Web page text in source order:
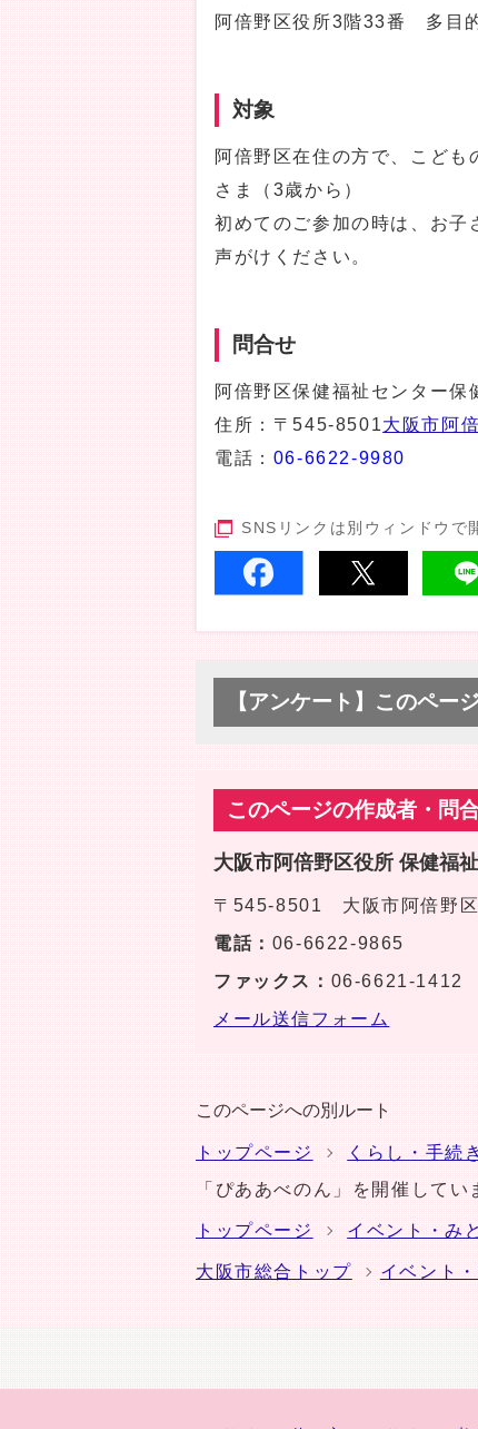
阿倍野区役所3階33番 多目
対象
阿倍野区在住の方で、こど
さま（3歳から）
初めてのご参加の時は、お子
声がけください。
問合せ
阿倍野区保健福祉センター保
住所：〒545-8501大阪市阿
電話： 06-6622-9980
SNSリンクは別ウィンドウで
【アンケート】このペー
このページの作成者・問
大阪市阿倍野区役所 保健福
〒545-8501 大阪市阿倍野区
電話： 06-6622-9865
ファックス： 06-6621-1412
メール送信フォーム
このページへの別ルート
トップページ くらし・手続
「ぴああべのん」を開催してい
トップページ イベント・み
大阪市総合トップ イベント